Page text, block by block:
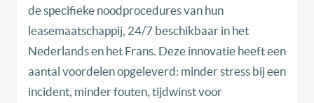
de specifieke noodprocedures van hun
leasemaatschappij, 24/7 beschikbaar in het
Nederlands en het Frans. Deze innovatie heeft een
aantal voordelen opgeleverd: minder stress bij een
incident, minder fouten, tijdwinst voor